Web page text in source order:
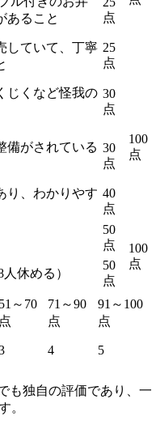
あること
点
していて、丁寧 25
点
じくなど怪我の 30
点
100
点
備がされている 30
点
り、わかりやす 40
点
50
点
100
点
休める）
50
点
51～70
点
71～90
点
91～100
点
4 5
も独自の評価であり、一
。